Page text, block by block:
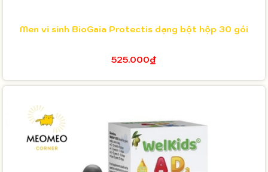
Men vi sinh BioGaia Protectis dạng bột hộp 30 gói
525.000₫